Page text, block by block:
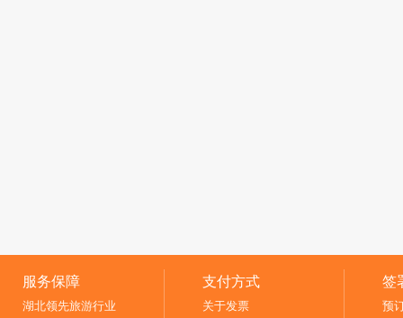
服务保障
湖北领先旅游行业
支付方式
关于发票
签
预